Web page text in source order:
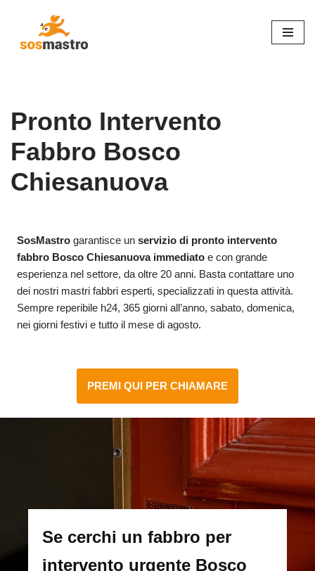
Pronto Intervento
Fabbro Bosco
Chiesanuova
SosMastro garantisce unservizio di pronto intervento
fabbro Bosco Chiesanuova immediato e con grande
esperienza nel settore, da oltre 20 anni. Basta contattare uno
dei nostri mastri fabbri esperti, specializzati in questa attività.
Sempre reperibile h24, 365 giorni all’anno, sabato, domenica,
nei giorni festivi e tutto il mese di agosto.
PREMI QUI PER CHIAMARE
Se cerchi un fabbro per
intervento urgente Bosco